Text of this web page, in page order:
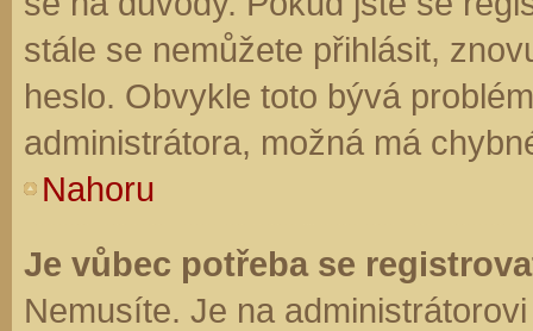
stále se nemůžete přihlásit,
heslo. Obvykle toto bývá
administrátora, možná má
Nahoru
Je vůbec potřeba se
Nemusíte. Je na